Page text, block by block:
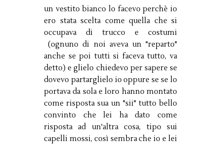
un vestito bianco lo facevo perchè io
ero stata scelta come quella che si
occupava di trucco e costumi
(ognuno di noi aveva un "reparto"
anche se poi tutti si faceva tutto, va
detto) e glielo chiedevo per sapere se
dovevo partarglielo io oppure se se lo
portava da sola e loro hanno montato
come risposta sua un "sii" tutto bello
convinto che lei ha dato come
risposta ad un'altra cosa, tipo sui
capelli mossi, così sembra che io e lei